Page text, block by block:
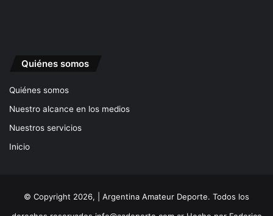
Quiénes somos
Quiénes somos
Nuestro alcance en los medios
Nuestros servicios
Inicio
© Copyright 2026, | Argentina Amateur Deporte. Todos los